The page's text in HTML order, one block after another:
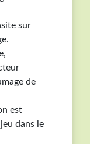
sur
de
est
dans le